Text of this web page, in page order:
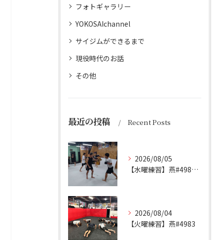
フォトギャラリー
YOKOSAIchannel
サイジムができるまで
現役時代のお話
その他
最近の投稿 Recent Posts
2026/08/05
【水曜練習】燕#4984見附#492
2026/08/04
【火曜練習】燕#4983